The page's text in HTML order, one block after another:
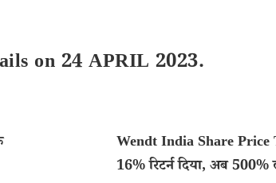
on 24 APRIL 2023.
Wendt India Share Price
16% रिटर्न दिया, अब